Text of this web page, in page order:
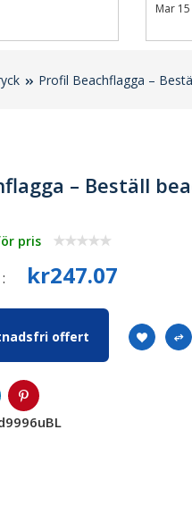
Mar
Profil Beachflagga –
– Beställ
pris
kr247.07
offert